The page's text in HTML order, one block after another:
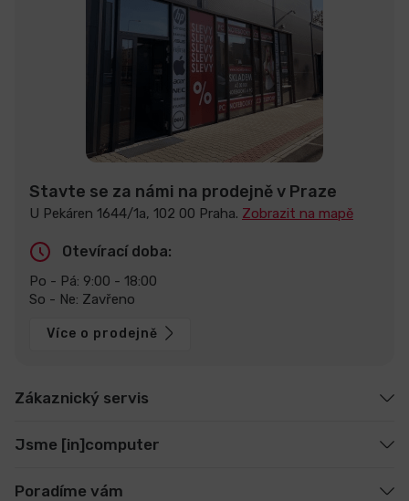
Stavte se za námi na prodejně v Praze
U Pekáren 1644/1a, 102 00 Praha. Zobrazit na mapě
Otevírací doba:
Po - Pá: 9:00 - 18:00
So - Ne: Zavřeno
Více o prodejně
Zákaznický servis
Jsme [in]computer
Poradíme vám